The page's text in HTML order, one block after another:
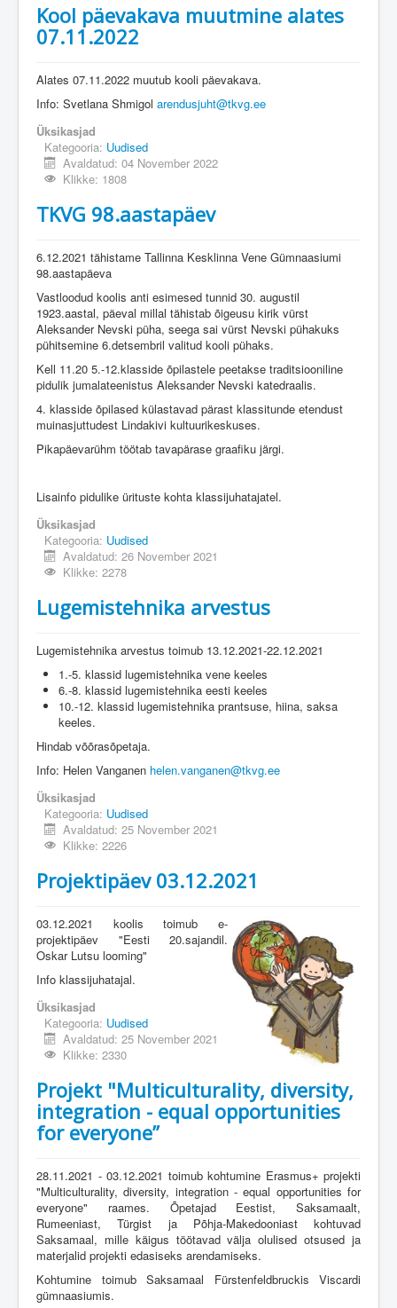
Kool päevakava muutmine alates
07.11.2022
Alates 07.11.2022 muutub kooli päevakava.
Info: Svetlana Shmigol arendusjuht@tkvg.ee
Üksikasjad
Kategooria: Uudised
Avaldatud: 04 November 2022
Klikke: 1808
TKVG 98.aastapäev
6.12.2021 tähistame Tallinna Kesklinna Vene Gümnaasiumi
98.aastapäeva
Vastloodud koolis anti esimesed tunnid 30. augustil
1923.aastal, päeval millal tähistab õigeusu kirik vürst
Aleksander Nevski püha, seega sai vürst Nevski pühakuks
pühitsemine 6.detsembril valitud kooli pühaks.
Kell 11.20 5.-12.klasside õpilastele peetakse traditsiooniline
pidulik jumalateenistus Aleksander Nevski katedraalis.
4. klasside õpilased külastavad pärast klassitunde etendust
muinasjuttudest Lindakivi kultuurikeskuses.
Pikapäevarühm töötab tavapärase graafiku järgi.
Lisainfo pidulike ürituste kohta klassijuhatajatel.
Üksikasjad
Kategooria: Uudised
Avaldatud: 26 November 2021
Klikke: 2278
Lugemistehnika arvestus
Lugemistehnika arvestus toimub 13.12.2021-22.12.2021
1.-5. klassid lugemistehnika vene keeles
6.-8. klassid lugemistehnika eesti keeles
10.-12. klassid lugemistehnika prantsuse, hiina, saksa
keeles.
Hindab võõrasõpetaja.
Info: Helen Vanganen helen.vanganen@tkvg.ee
Üksikasjad
Kategooria: Uudised
Avaldatud: 25 November 2021
Klikke: 2226
Projektipäev 03.12.2021
03.12.2021 koolis toimub e-
projektipäev "Eesti 20.sajandil.
Oskar Lutsu looming"
Info klassijuhatajal.
Üksikasjad
Kategooria: Uudised
Avaldatud: 25 November 2021
Klikke: 2330
Projekt "Multiculturality, diversity,
integration - equal opportunities
for everyone”
28.11.2021 - 03.12.2021 toimub kohtumine Erasmus+ projekti
"Multiculturality, diversity, integration - equal opportunities for
everyone" raames. Õpetajad Eestist, Saksamaalt,
Rumeeniast, Türgist ja Põhja-Makedooniast kohtuvad
Saksamaal, mille käigus töötavad välja olulised otsused ja
materjalid projekti edasiseks arendamiseks.
Kohtumine toimub Saksamaal Fürstenfeldbruckis Viscardi
gümnaasiumis.